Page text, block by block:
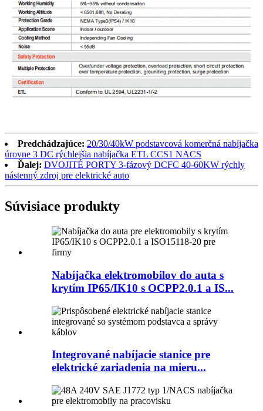
Predchádzajúce: 20/30/40kW podstavcová komerčná nabíjačka
úrovne 3 DC rýchlejšia nabíjačka ETL CCS1 NACS
Ďalej: DVOJITÉ PORTY 3-fázový DCFC 40-60KW rýchly
nástenný zdroj pre elektrické auto
Súvisiace produkty
Nabíjačka elektromobilov do auta s
krytím IP65/IK10 s OCPP2.0.1 a IS...
Integrované nabíjacie stanice pre
elektrické zariadenia na mieru...